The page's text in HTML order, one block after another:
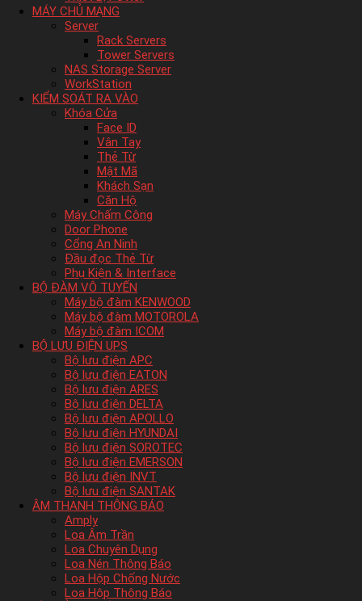
MÁY CHỦ MẠNG
Server
Rack Servers
Tower Servers
NAS Storage Server
WorkStation
KIỂM SOÁT RA VÀO
Khóa Cửa
Face ID
Vân Tay
Thẻ Từ
Mật Mã
Khách Sạn
Căn Hộ
Máy Chấm Công
Door Phone
Cổng An Ninh
Đầu đọc Thẻ Từ
Phụ Kiện & Interface
BỘ ĐÀM VÔ TUYẾN
Máy bộ đàm KENWOOD
Máy bộ đàm MOTOROLA
Máy bộ đàm ICOM
BỘ LƯU ĐIỆN UPS
Bộ lưu điện APC
Bộ lưu điện EATON
Bộ lưu điện ARES
Bộ lưu điện DELTA
Bộ lưu điện APOLLO
Bộ lưu điện HYUNDAI
Bộ lưu điện SOROTEC
Bộ lưu điện EMERSON
Bộ lưu điện INVT
Bộ lưu điện SANTAK
ÂM THANH THÔNG BÁO
Amply
Loa Âm Trần
Loa Chuyên Dụng
Loa Nén Thông Báo
Loa Hộp Chống Nước
Loa Hộp Thông Báo